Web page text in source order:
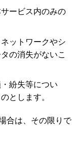
ービス内のみの
ットワークやシ
の消失がないこ
紛失等につい
とします。
合は、その限りで